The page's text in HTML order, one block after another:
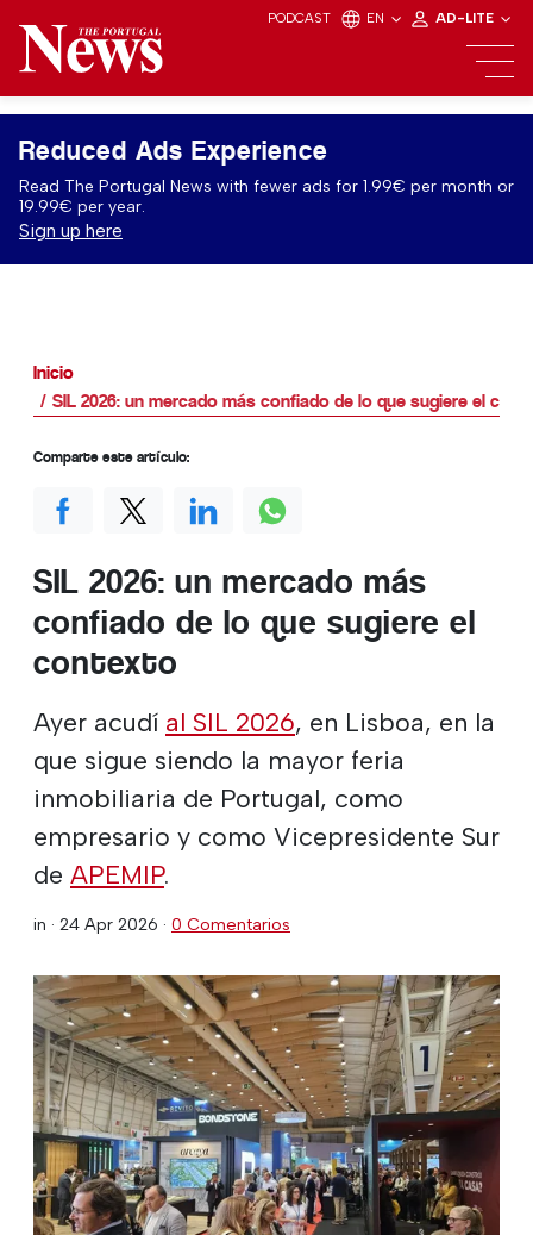
PODCAST EN AD-LITE
Reduced Ads Experience
Read The Portugal News with fewer ads for 1.99€ per month or
19.99€ per year.
Sign up here
Inicio
SIL 2026: un mercado más confiado de lo que sugiere el
SIL 2026: un mercado más
confiado de lo que sugiere el
contexto
Ayer acudí al SIL 2026, en Lisboa, en la
que sigue siendo la mayor feria
inmobiliaria de Portugal, como
empresario y como Vicepresidente Sur
de APEMIP.
in · 24 Apr 2026 · 0 Comentarios
Comparte este artículo: